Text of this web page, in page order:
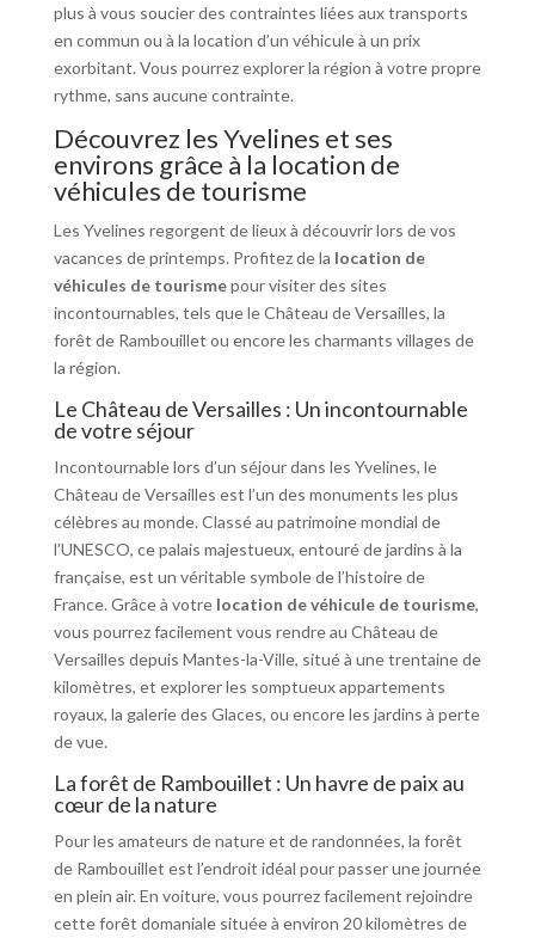
plus à vous soucier des contraintes liées aux transports
en commun ou à la location d’un véhicule à un prix
exorbitant. Vous pourrez explorer la région à votre propre
rythme, sans aucune contrainte.
Découvrez les Yvelines et ses
environs grâce à la location de
véhicules de tourisme
Les Yvelines regorgent de lieux à découvrir lors de vos
vacances de printemps. Profitez de la location de
véhicules de tourismepour visiter des sites
incontournables, tels que le Château de Versailles, la
forêt de Rambouillet ou encore les charmants villages de
la région.
Le Château de Versailles : Un incontournable
de votre séjour
Incontournable lors d’un séjour dans les Yvelines, le
Château de Versailles est l’un des monuments les plus
célèbres au monde. Classé au patrimoine mondial de
l’UNESCO, ce palais majestueux, entouré de jardins à la
française, est un véritable symbole de l’histoire de
France. Grâce à votre location de véhicule de tourisme,
vous pourrez facilement vous rendre au Château de
Versailles depuis Mantes-la-Ville, situé à une trentaine de
kilomètres, et explorer les somptueux appartements
royaux, la galerie des Glaces, ou encore les jardins à perte
de vue.
La forêt de Rambouillet : Un havre de paix au
cœur de la nature
Pour les amateurs de nature et de randonnées, la forêt
de Rambouillet est l’endroit idéal pour passer une journée
en plein air. En voiture, vous pourrez facilement rejoindre
cette forêt domaniale située à environ 20 kilomètres de